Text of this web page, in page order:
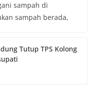
sampah di
sampah berada,
Tutup TPS Kolong